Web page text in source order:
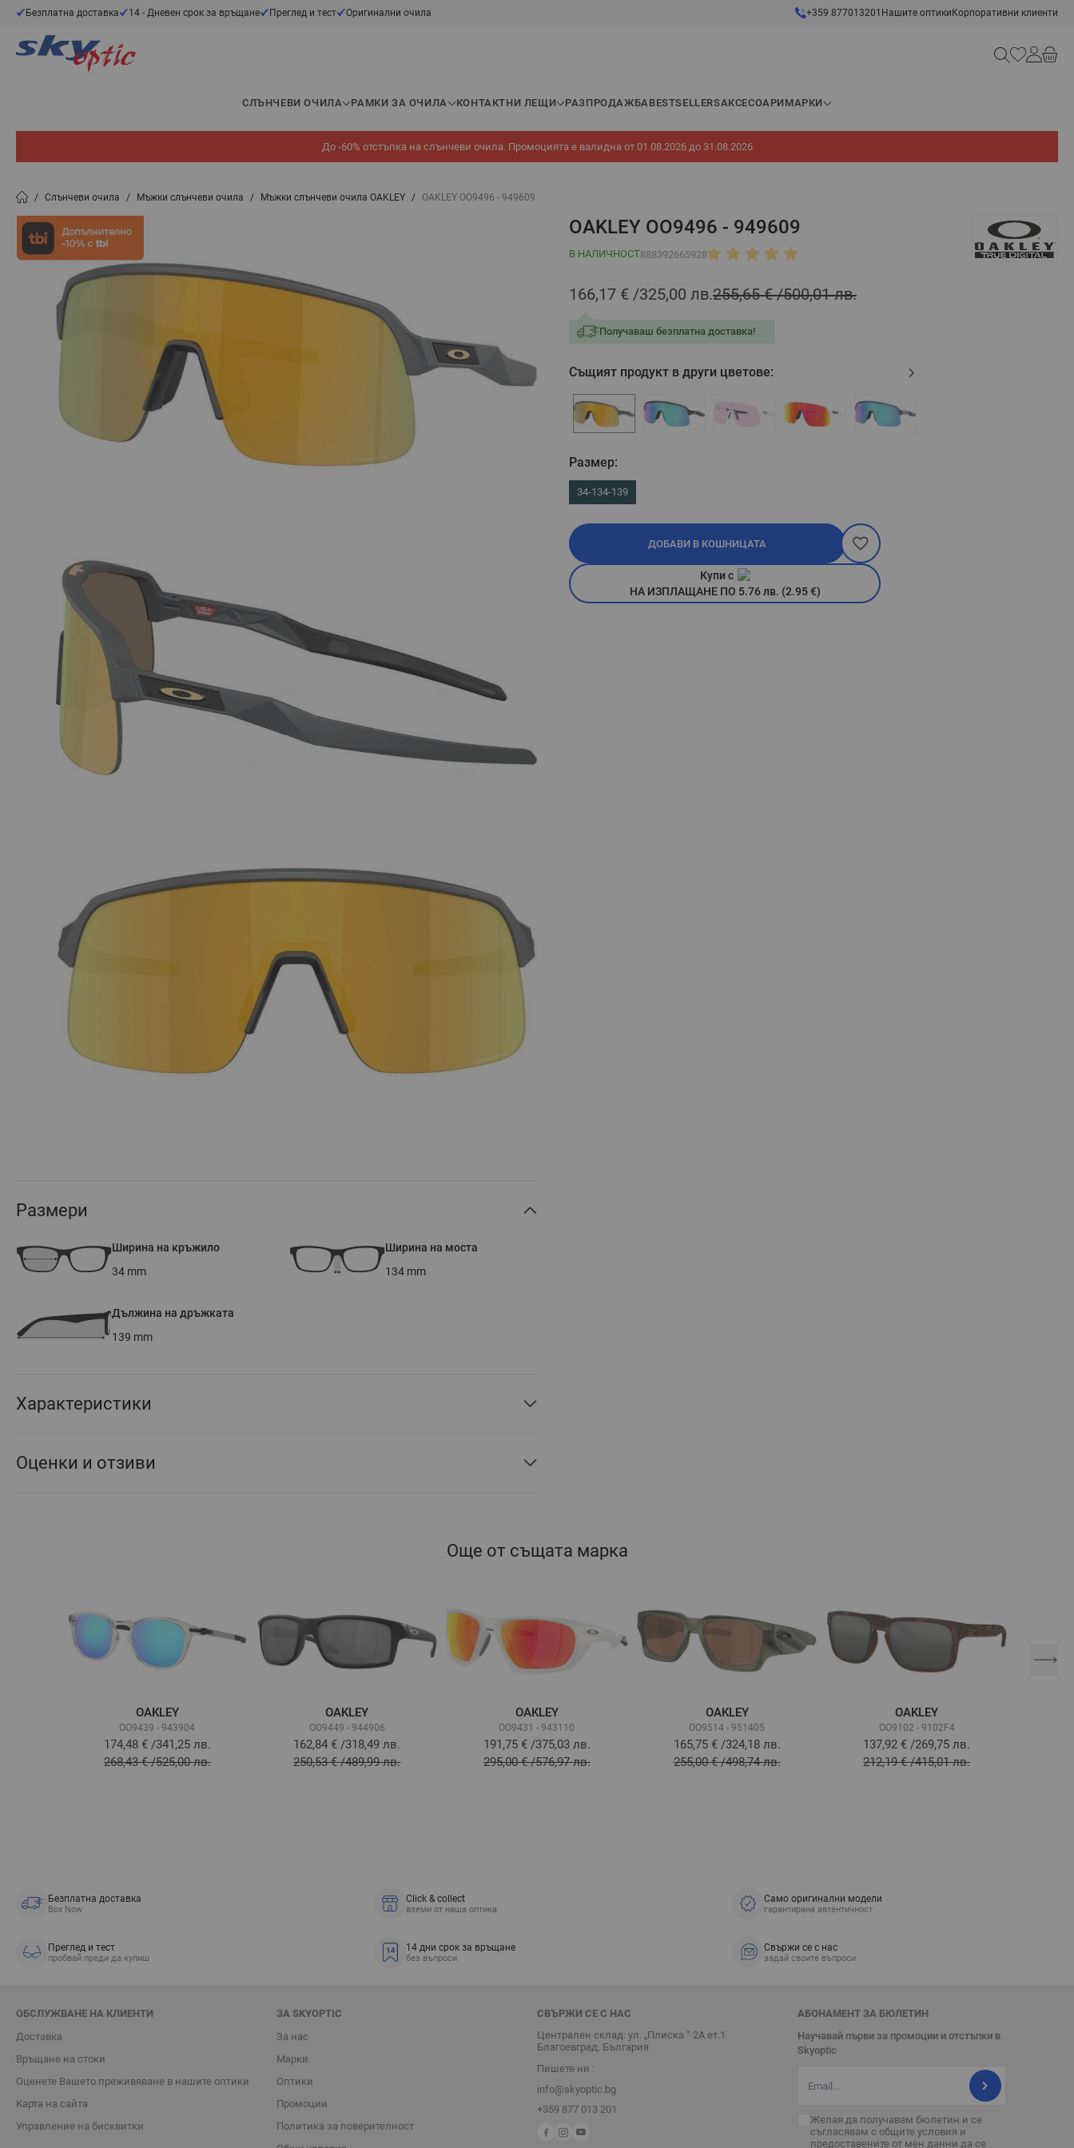
Прескачане към съдържанието
Безплатна доставка 14 - Дневен срок за връщане Преглед и тест Оригинални очила +359 877013201 Нашите оптики Корпоративни клиенти
Търсене
СЛЪНЧЕВИ ОЧИЛА РАМКИ ЗА ОЧИЛА КОНТАКТНИ ЛЕЩИ РАЗПРОДАЖБАBESTSELLERSАКСЕСОАРИ МАРКИ
До -60% отстъпка на слънчеви очила. Промоцията е валидна от 01.08.2026 до 31.08.2026
/ Слънчеви очила / Мъжки слънчеви очила / Мъжки слънчеви очила OAKLEY / OAKLEY OO9496 - 949609
OAKLEY OO9496 - 949609
В НАЛИЧНОСТ888392665928
255,65 € 500,01 лв.
166,17 € 325,00 лв.
Получаваш безплатна доставка!
Същият продукт в други цветове:
Размер:
34-134-139
ДОБАВИ В КОШНИЦАТА
Купи с
НА ИЗПЛАЩАНЕ ПО 5.76 лв. (2.95 €)
Размери
Ширина на кръжило
34 mm
Ширина на моста
134 mm
Дължина на дръжката
139 mm
Характеристики
Оценки и отзиви
Още от същата марка
OAKLEY
OO9439 - 943904
174,48 €/341,25 лв.
268,43 €/525,00 лв.
OAKLEY
OO9449 - 944906
162,84 € /318,49 лв.
250,53 €/489,99 лв.
OAKLEY
OO9431 - 943110
191,75 €/375,03 лв.
295,00 €/576,97 лв.
OAKLEY
OO9514 - 951405
165,75 €/324,18 лв.
255,00 €/498,74 лв.
OAKLEY
OO9102 - 9102F4
137,92 € /269,75 лв.
212,19 €/415,01 лв.
Безплатна доставка
Box Now
Click & collect
вземи от наша оптика
Само оригинални модели
гарантирана автентичност
Преглед и тест
пробвай преди да купиш
14 дни срок за връщане
без въпроси
Свържи се с нас
задай своите въпроси
ОБСЛУЖВАНЕ НА КЛИЕНТИ
Доставка
Връщане на стоки
Oценете Вашето преживяване в нашите оптики
Карта на сайта
Управление на бисквитки
ЗА SKYOPTIC
За нас
Марки
Оптики
Промоции
Политика за поверителност
СВЪРЖИ СЕ С НАС
Централен склад: ул. „Плиска “ 2А ет.1
Благоевград, България
Пишете ни :
info@skyoptic.bg
+359 877 013 201
АБОНАМЕНТ ЗА БЮЛЕТИН
Научавай първи за промоции и отстъпки в
Skyoptic
Желая да получавам бюлетин и се
съгласявам с общите условия и
предоставените от мен данни да се